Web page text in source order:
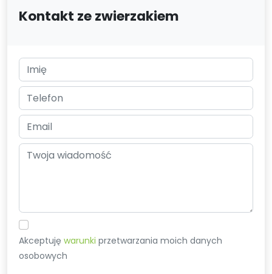
Kontakt ze zwierzakiem
Akceptujęwarunki przetwarzania moich danych
osobowych